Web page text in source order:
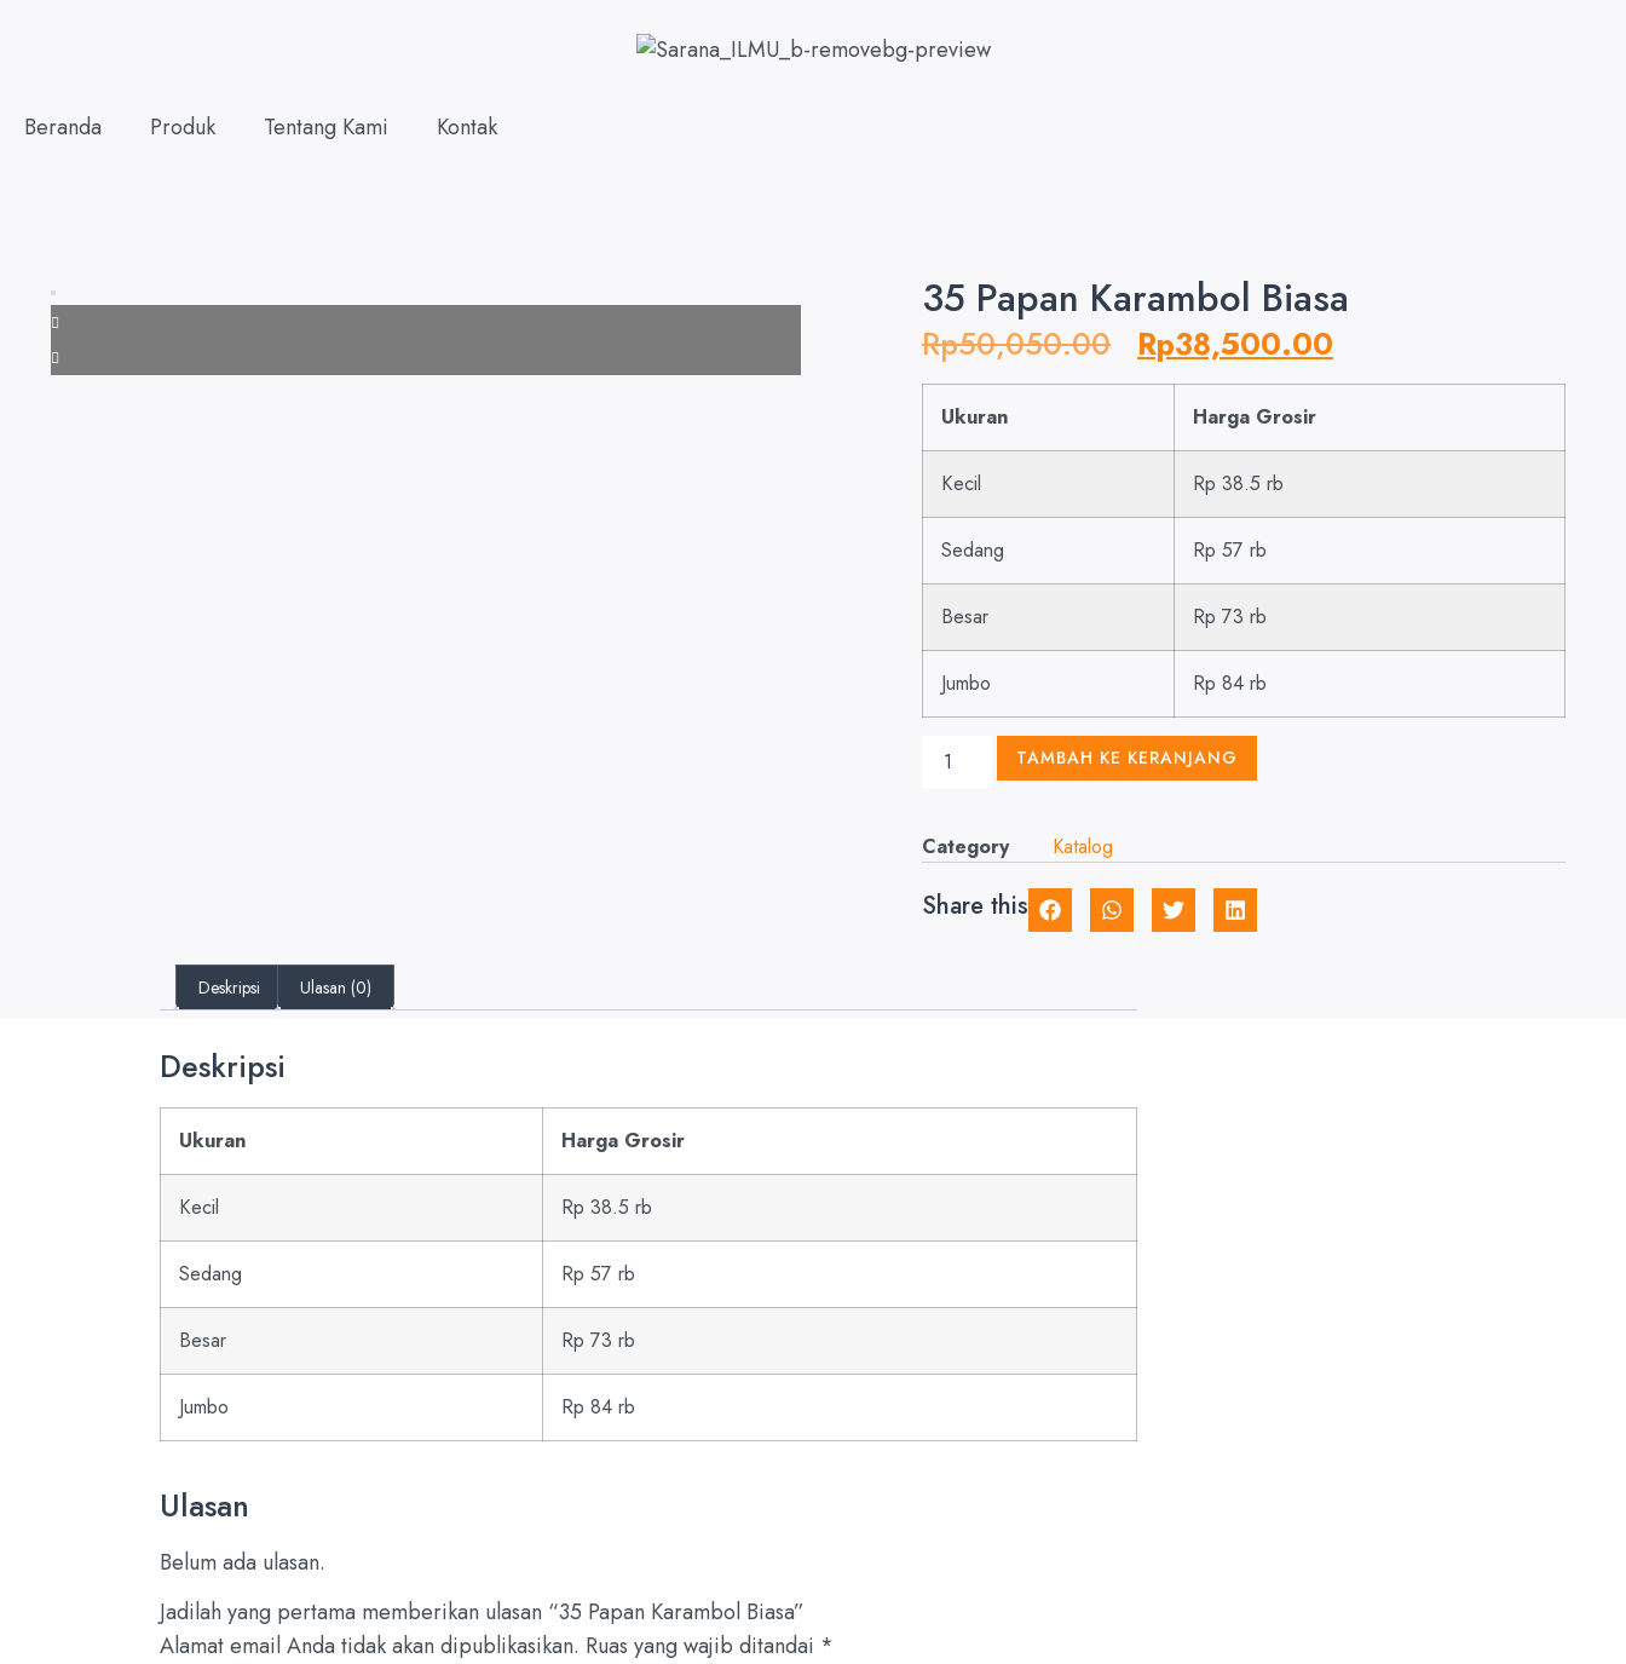
Beranda Produk Tentang Kami Kontak
35 Papan Karambol Biasa
Rp50,050.00 Rp38,500.00
Ukuran Harga Grosir
Kecil Rp 38.5 rb
Sedang Rp 57 rb
Besar Rp 73 rb
Jumbo Rp 84 rb
TAMBAH KE KERANJANG
Category Katalog
Share this
Deskripsi Ulasan (0)
Deskripsi
Ukuran Harga Grosir
Kecil Rp 38.5 rb
Sedang Rp 57 rb
Besar Rp 73 rb
Jumbo Rp 84 rb
Ulasan
Belum ada ulasan.
Jadilah yang pertama memberikan ulasan “35 Papan Karambol Biasa”
Alamat email Anda tidak akan dipublikasikan. Ruas yang wajib ditandai *